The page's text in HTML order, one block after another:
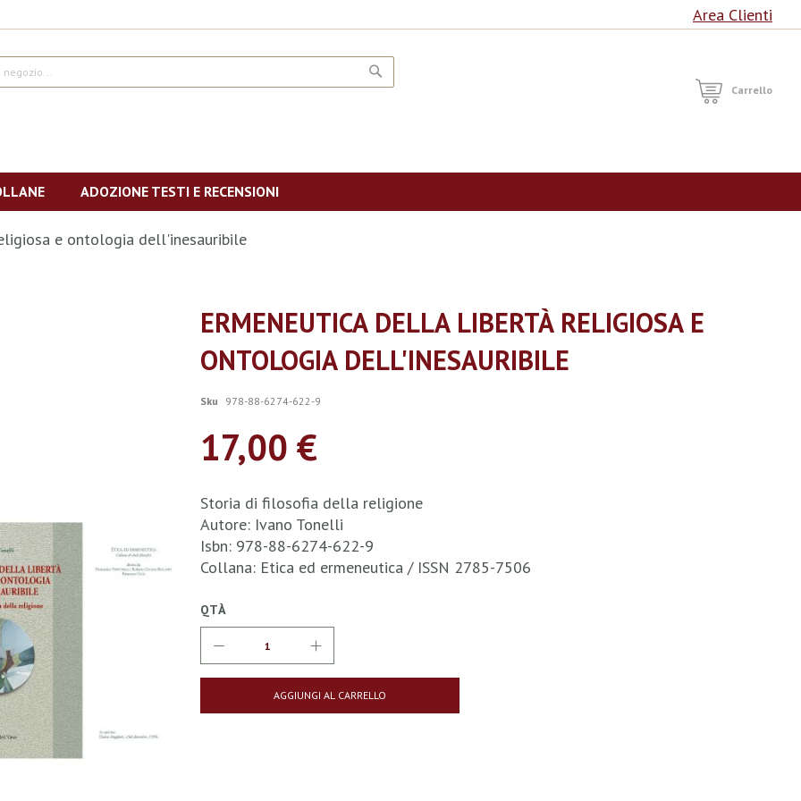
Area Clienti
Carrello
ADOZIONE TESTI E RECENSIONI
e ontologia dell'inesauribile
ERMENEUTICA DELLA LIBERTÀ RELIGIOSA E
ONTOLOGIA DELL'INESAURIBILE
Sku 978-88-6274-622-9
17,00 €
Storia di filosofia della religione
Autore: Ivano Tonelli
Isbn: 978-88-6274-622-9
Collana: Etica ed ermeneutica / ISSN 2785-7506
QTÀ
AGGIUNGI AL CARRELLO